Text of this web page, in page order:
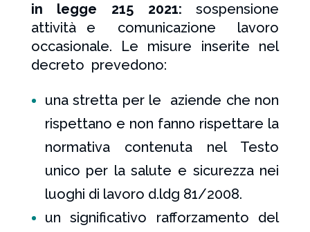
in legge 215 2021:sospensione
attività e comunicazione lavoro
occasionale. Le misure inserite nel
decreto prevedono:
una stretta per le aziende che non
rispettano e non fanno rispettare la
normativa contenuta nel Testo
unico per la salute e sicurezza nei
luoghi di lavoro d.ldg 81/2008.
un significativo rafforzamento del